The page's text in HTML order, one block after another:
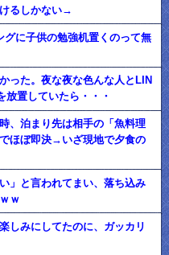
るしかない→
に子供の勉強机置くのって無
った。夜な夜な色んな人とLIN
放置していたら・・・
、泊まり先は相手の「魚料理
ほぼ即決→いざ現地で夕食の
」と言われてまい、落ち込み
ｗ
しみにしてたのに、ガッカリ